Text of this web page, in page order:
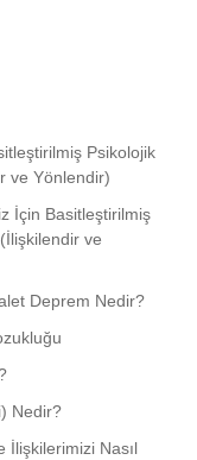
Psikolojik
ve Yönlendir)
İçin Basitleştirilmiş
ve
Deprem Nedir?
Nedir?
İlişkilerimizi Nasıl